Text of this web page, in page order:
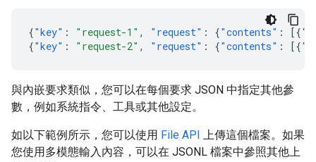
{"key" : "request-1" , "request" : {"contents" : [{
{"key" : "request-2" , "request" : {"contents" : [{
與內嵌要求類似，您可以在每個要求 JSON 中指定其他參
數，例如系統指令、工具或其他設定。
如以下範例所示，您可以使用 File API 上傳這個檔案。如果
您使用多模態輸入內容，可以在 JSONL 檔案中參照其他上